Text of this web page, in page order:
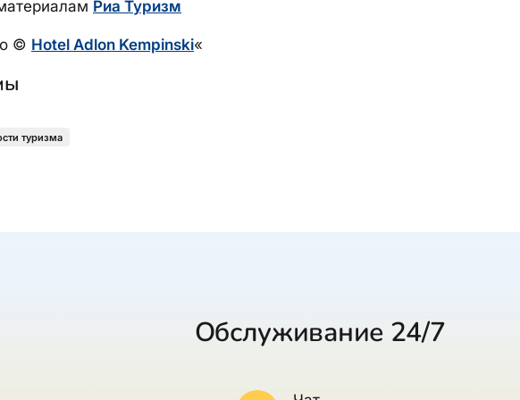
Риа Туризм
© Hotel Adlon Kempinski«
туризма
Обслуживание 24/7